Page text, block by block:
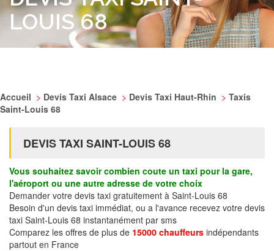
LOUIS 68
Accueil > Devis Taxi Alsace > Devis Taxi Haut-Rhin > Taxis
Saint-Louis 68
DEVIS TAXI SAINT-LOUIS 68
Vous souhaitez savoir combien coute un taxi pour la gare,
l'aéroport ou une autre adresse de votre choix
Demander votre devis taxi gratuitement à Saint-Louis 68
Besoin d'un devis taxi immédiat, ou a l'avance recevez votre devis
taxi Saint-Louis 68 instantanément par sms
Comparez les offres de plus de 15000 chauffeurs indépendants
partout en France